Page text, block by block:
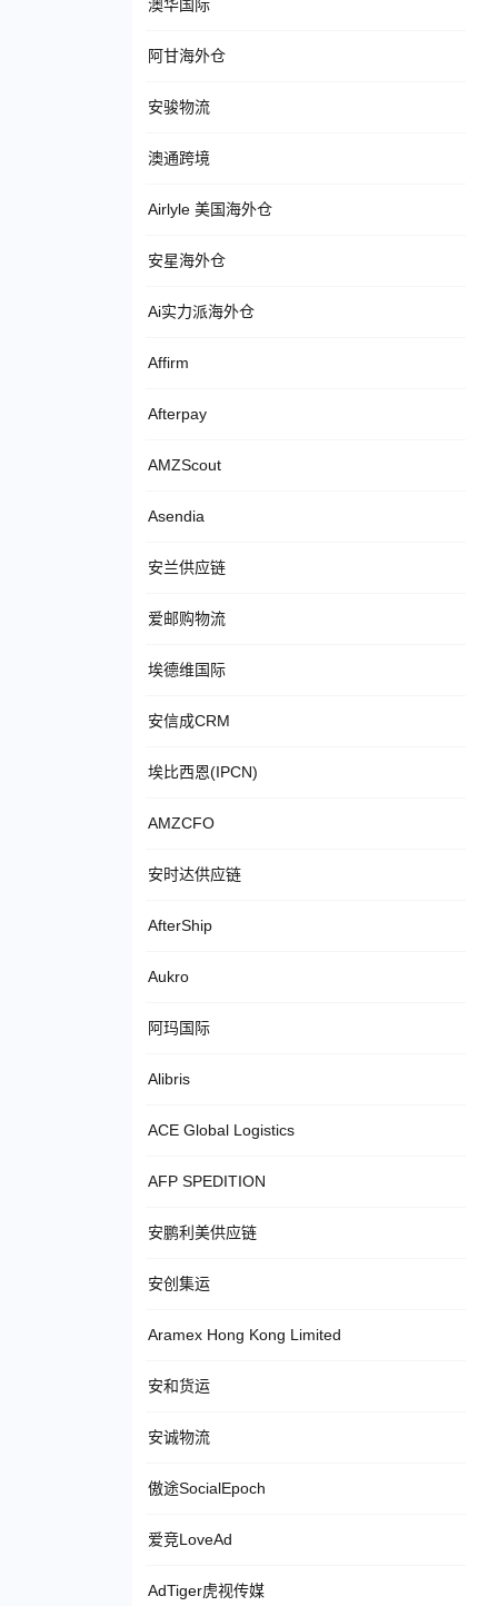
澳华国际
阿甘海外仓
安骏物流
澳通跨境
Airlyle 美国海外仓
安星海外仓
Ai实力派海外仓
Affirm
Afterpay
AMZScout
Asendia
安兰供应链
爱邮购物流
埃德维国际
安信成CRM
埃比西恩(IPCN)
AMZCFO
安时达供应链
AfterShip
Aukro
阿玛国际
Alibris
ACE Global Logistics
AFP SPEDITION
安鹏利美供应链
安创集运
Aramex Hong Kong Limited
安和货运
安诚物流
傲途SocialEpoch
爱竞LoveAd
AdTiger虎视传媒